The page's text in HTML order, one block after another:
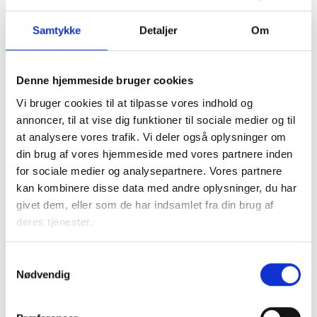
Samtykke Detaljer Om
Denne hjemmeside bruger cookies
Vi bruger cookies til at tilpasse vores indhold og
annoncer, til at vise dig funktioner til sociale medier og til
at analysere vores trafik. Vi deler også oplysninger om
din brug af vores hjemmeside med vores partnere inden
for sociale medier og analysepartnere. Vores partnere
kan kombinere disse data med andre oplysninger, du har
givet dem, eller som de har indsamlet fra din brug af
deres tjenester.
Nødvendig
Justitsministeriet har for nyligt udsendt en høring over
bekendtgørelsen, som skal fastsætte tidspunktet for
endnu ikke er endelig, anbefaler BL at følge politiets
hjemmeside for løbende orientering.
Med venlig hilsen
Bent Madsen / Caroline Simone Evers
Kontakt